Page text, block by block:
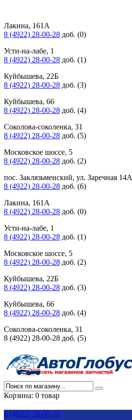
Лакина, 161А
8 (4922) 28-00-28 доб. (0)
Усти-на-лабе, 1
8 (4922) 28-00-28 доб. (1)
Куйбышева, 22Б
8 (4922) 28-00-28 доб. (3)
Куйбышева, 66
8 (4922) 28-00-28 доб. (4)
Соколова-соколенка, 31
8 (4922) 28-00-28 доб. (5)
Московское шоссе, 5
8 (4922) 28-00-28 доб. (2)
пос. Заклязьменский, ул. Заречная 14А
8 (4922) 28-00-28 доб. (6)
Лакина, 161А
8 (4922) 28-00-28 доб. (0)
Усти-на-лабе, 1
8 (4922) 28-00-28 доб. (1)
Московское шоссе, 5
8 (4922) 28-00-28 доб. (2)
Куйбышева, 22Б
8 (4922) 28-00-28 доб. (3)
Куйбышева, 66
8 (4922) 28-00-28 доб. (4)
Соколова-соколенка, 31
8 (4922) 28-00-28 доб. (5)
Корзина: 0 товар
8 (4922) 28-00-28